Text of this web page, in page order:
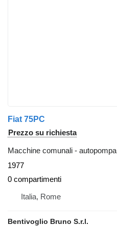
Fiat 75PC
Prezzo su richiesta
Macchine comunali - autopompa
1977
0 compartimenti
Italia, Rome
Bentivoglio Bruno S.r.l.